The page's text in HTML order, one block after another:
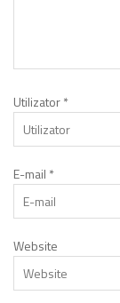
Utilizator*
E-mail *
Website